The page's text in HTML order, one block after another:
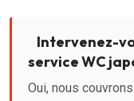
Intervenez-
service WC
Oui, nous